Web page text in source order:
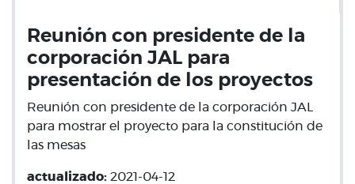
Reunión con presidente de la
corporación JAL para
presentación de los proyectos
Reunión con presidente de la corporación JAL
para mostrar el proyecto para la constitución de
las mesas
actualizado: 2021-04-12